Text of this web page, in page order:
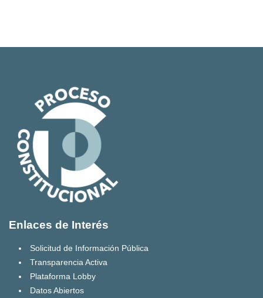
Enlaces de Interés
Solicitud de Información Pública
Transparencia Activa
Plataforma Lobby
Datos Abiertos